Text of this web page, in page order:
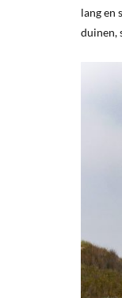
lang en
duinen,